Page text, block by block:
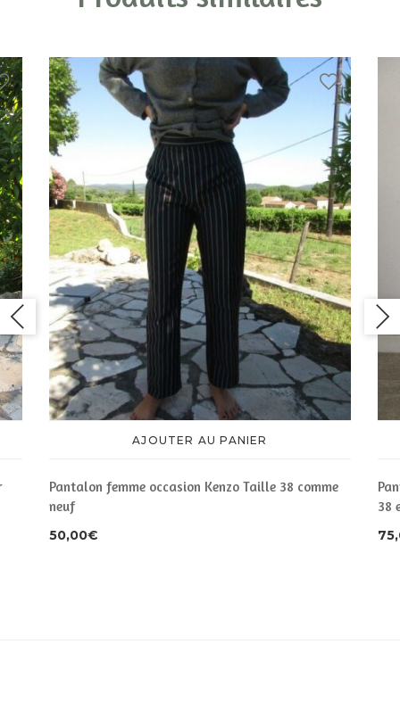
AJOUTER AU PANIER
Pantalon femme occasion Kenzo Taille 38 comme
neuf
50,00€
38